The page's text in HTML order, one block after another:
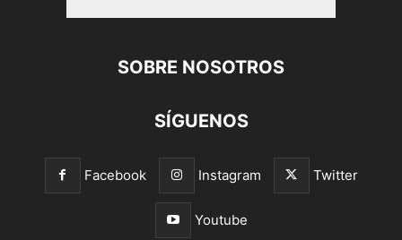
SOBRE NOSOTROS
SÍGUENOS
Facebook Instagram Twitter
Youtube